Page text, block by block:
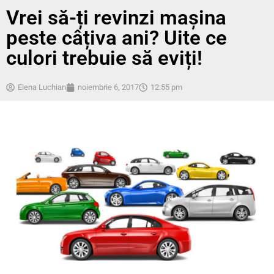
Vrei să-ți revinzi mașina
peste câțiva ani? Uite ce
culori trebuie să eviți!
Elena Luchian noiembrie 6, 2017 12:55 pm